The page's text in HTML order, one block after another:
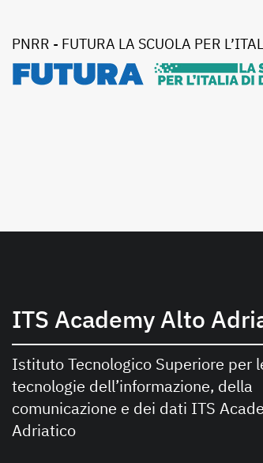
PNRR - FUTURA LA SCUOLA PER
ITS Academy Alto
Istituto Tecnologico Superiore per
tecnologie dell’informazione, della
comunicazione e dei dati ITS
Adriatico